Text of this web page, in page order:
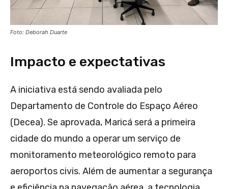
Foto: Deborah Duarte
Impacto e expectativas
A iniciativa está sendo avaliada pelo
Departamento de Controle do Espaço Aéreo
(Decea). Se aprovada, Maricá será a primeira
cidade do mundo a operar um serviço de
monitoramento meteorológico remoto para
aeroportos civis. Além de aumentar a segurança